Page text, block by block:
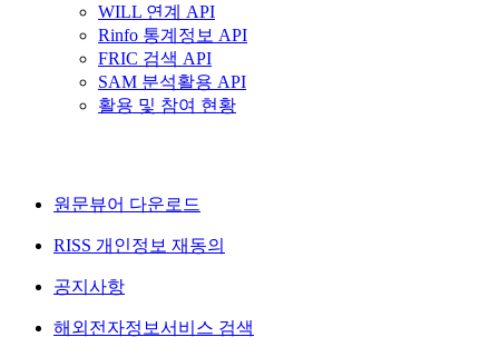
WILL 연계 API
Rinfo 통계정보 API
FRIC 검색 API
SAM 분석활용 API
활용 및 참여 현황
원문뷰어 다운로드
RISS 개인정보 재동의
공지사항
해외전자정보서비스 검색